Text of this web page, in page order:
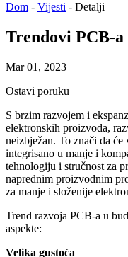
Dom - Vijesti - Detalji
Trendovi PCB-a
Mar 01, 2023
Ostavi poruku
S brzim razvojem i
elektronskih proizvoda,
neizbježan. To znači da
integrisano u manje i
tehnologiju i stručnost za
naprednim proizvodnim
za manje i složenije
Trend razvoja PCB-a u
aspekte:
Velika gustoća